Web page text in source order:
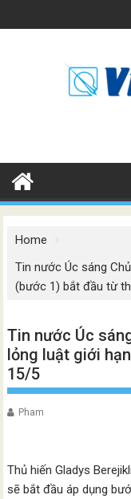
to
Home
Tin nước Úc sáng
(bước 1) bắt đầu từ
Tin nước Úc
lỏng luật giới
15/5
Pham
Thủ hiến Gladys
sẽ bắt đầu áp dụng